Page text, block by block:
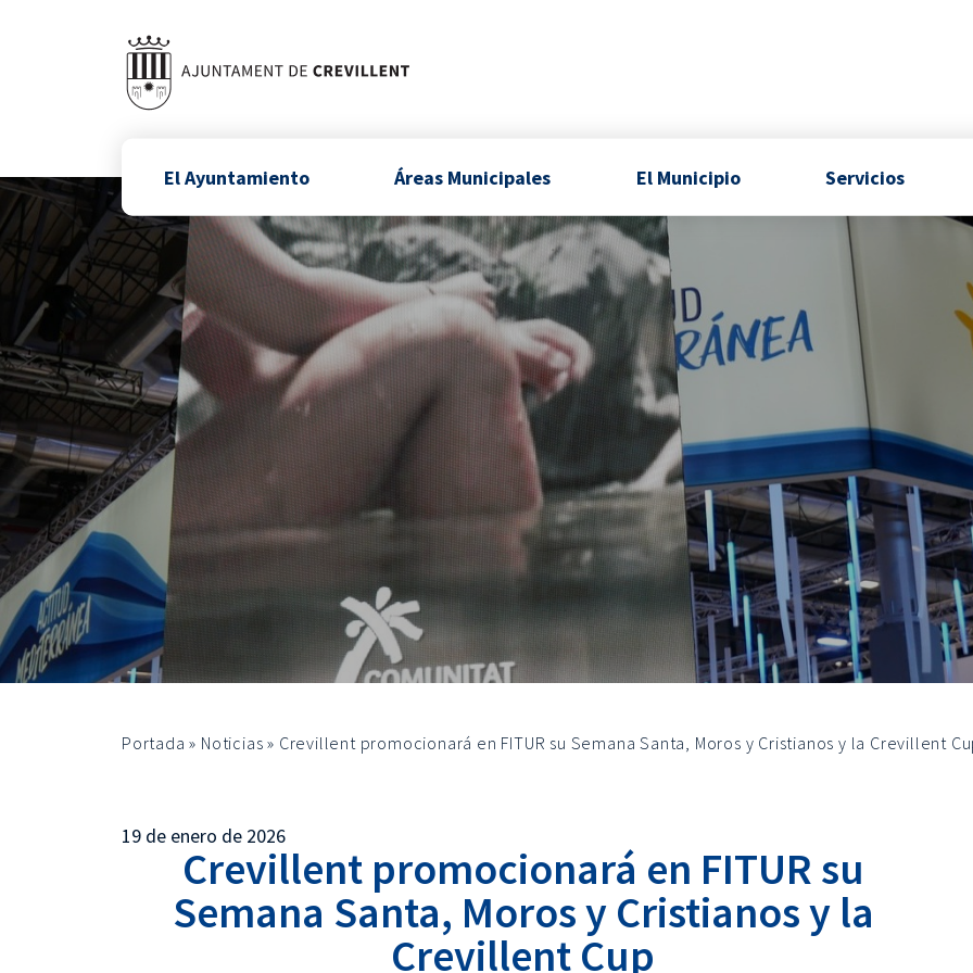
El Ayuntamiento Áreas Municipales El Municipio Servicios
Portada » Noticias » Crevillent promocionará en FITUR su Semana Santa, Moros y Cristianos y la Crevillent
19 de enero de 2026
Crevillent promocionará en FITUR su
Semana Santa, Moros y Cristianos y la
Crevillent Cup